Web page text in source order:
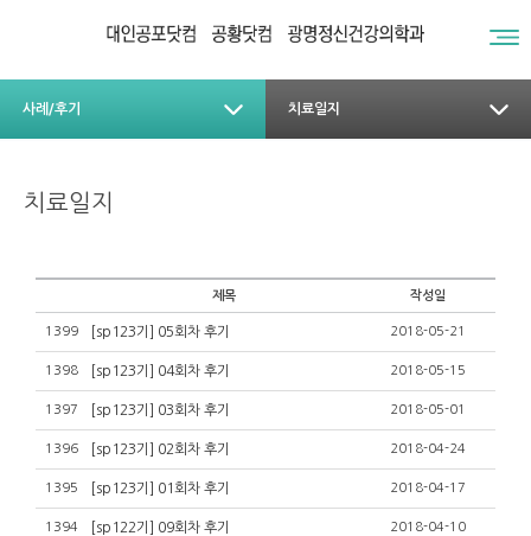
사례/후기 치료일지
치료일지
제목 작성일
1399 [sp123기] 05회차 후기 2018-05-21
1398 [sp123기] 04회차 후기 2018-05-15
1397 [sp123기] 03회차 후기 2018-05-01
1396 [sp123기] 02회차 후기 2018-04-24
1395 [sp123기] 01회차 후기 2018-04-17
1394 [sp122기] 09회차 후기 2018-04-10